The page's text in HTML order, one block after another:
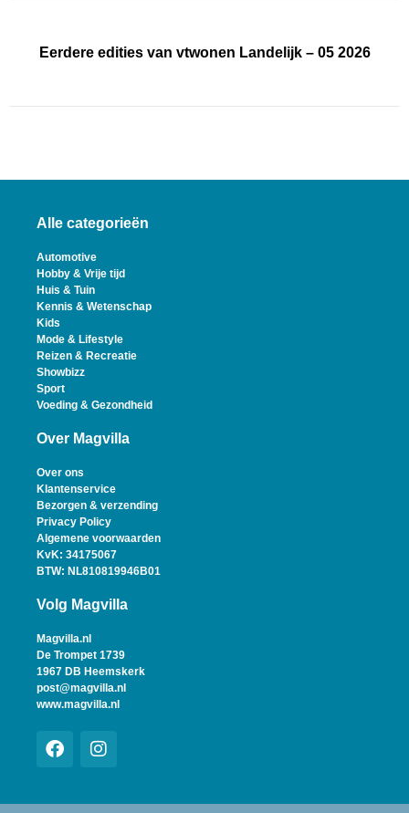
Eerdere edities van vtwonen Landelijk – 05 2026
Alle categorieën
Automotive
Hobby & Vrije tijd
Huis & Tuin
Kennis & Wetenschap
Kids
Mode & Lifestyle
Reizen & Recreatie
Showbizz
Sport
Voeding & Gezondheid
Over Magvilla
Over ons
Klantenservice
Bezorgen & verzending
Privacy Policy
Algemene voorwaarden
KvK: 34175067
BTW: NL810819946B01
Volg Magvilla
Magvilla.nl
De Trompet 1739
1967 DB Heemskerk
post@magvilla.nl
www.magvilla.nl